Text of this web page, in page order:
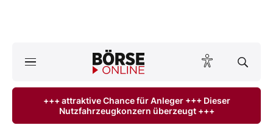
Anlageprodukte
+++ attraktive Chance für Anleger +++ Dieser
Nutzfahrzeugkonzern überzeugt +++